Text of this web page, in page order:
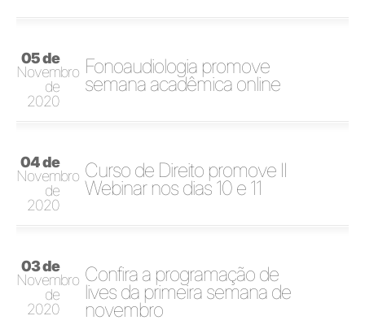
05 de
Novembro
de
2020
Fonoaudiologia promove
semana acadêmica online
04 de
Novembro
de
2020
Curso de Direito promove II
Webinar nos dias 10 e 11
03 de
Novembro
de
2020
Confira a programação de
lives da primeira semana de
novembro